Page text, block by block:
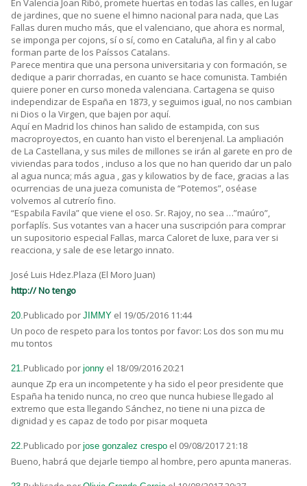
En Valencia Joan Ribó, promete huertas en todas las calles, en lugar
de jardines, que no suene el himno nacional para nada, que Las
Fallas duren mucho más, que el valenciano, que ahora es normal,
se imponga per cojons, sí o sí, como en Cataluña, al fin y al cabo
forman parte de los Paíssos Catalans.
Parece mentira que una persona universitaria y con formación, se
dedique a parir chorradas, en cuanto se hace comunista. También
quiere poner en curso moneda valenciana. Cartagena se quiso
independizar de España en 1873, y seguimos igual, no nos cambian
ni Dios o la Virgen, que bajen por aquí.
Aquí en Madrid los chinos han salido de estampida, con sus
macroproyectos, en cuanto han visto el berenjenal. La ampliación
de La Castellana, y sus miles de millones se irán al garete en pro de
viviendas para todos , incluso a los que no han querido dar un palo
al agua nunca; más agua , gas y kilowatios by de face, gracias a las
ocurrencias de una jueza comunista de “Potemos”, oséase
volvemos al cutrerío fino.
“Espabila Favila” que viene el oso. Sr. Rajoy, no sea …”maúro”,
porfaplís. Sus votantes van a hacer una suscripción para comprar
un supositorio especial Fallas, marca Caloret de luxe, para ver si
reacciona, y sale de ese letargo innato.
José Luis Hdez.Plaza (El Moro Juan)
http:// No tengo
20. Publicado por JIMMY el 19/05/2016 11:44
Un poco de respeto para los tontos por favor: Los dos son mu mu
mu tontos
21. Publicado por jonny el 18/09/2016 20:21
aunque Zp era un incompetente y ha sido el peor presidente que
España ha tenido nunca, no creo que nunca hubiese llegado al
extremo que esta llegando Sánchez, no tiene ni una pizca de
dignidad y es capaz de todo por pisar moqueta
22. Publicado por jose gonzalez crespo el 09/08/2017 21:18
Bueno, habrá que dejarle tiempo al hombre, pero apunta maneras.